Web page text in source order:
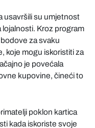
usavršili su umjetnost
Kroz program
za svaku
koje mogu iskoristiti za
je povećala
kupovine, čineći to
poklon kartica
kada iskoriste svoje